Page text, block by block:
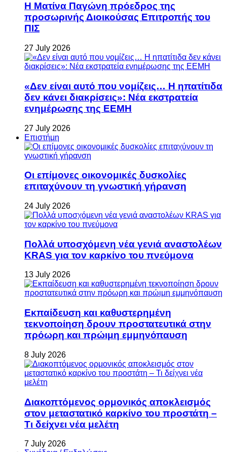
Η Ματίνα Παγώνη πρόεδρος της
προσωρινής Διοικούσας Επιτροπής του
ΠΙΣ
27 July 2026
«Δεν είναι αυτό που νομίζεις… Η ηπατίτιδα
δεν κάνει διακρίσεις»: Νέα εκστρατεία
ενημέρωσης της ΕΕΜΗ
27 July 2026
Επιστήμη
Οι επίμονες οικονομικές δυσκολίες
επιταχύνουν τη γνωστική γήρανση
24 July 2026
Πολλά υποσχόμενη νέα γενιά αναστολέων
KRAS για τον καρκίνο του πνεύμονα
13 July 2026
Εκπαίδευση και καθυστερημένη
τεκνοποίηση δρουν προστατευτικά στην
πρόωρη και πρώιμη εμμηνόπαυση
8 July 2026
Διακοπτόμενος ορμονικός αποκλεισμός
στον μεταστατικό καρκίνο του προστάτη –
Τι δείχνει νέα μελέτη
7 July 2026